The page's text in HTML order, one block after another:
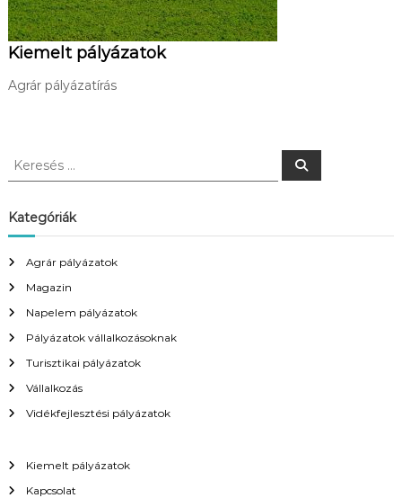
Kiemelt pályázatok
Agrár pályázatírás
K
e
s
s
:
K
s
Kategóriák
Agrár pályázatok
Magazin
Napelem pályázatok
Pályázatok vállalkozásoknak
Turisztikai pályázatok
Vállalkozás
Vidékfejlesztési pályázatok
Kiemelt pályázatok
Kapcsolat